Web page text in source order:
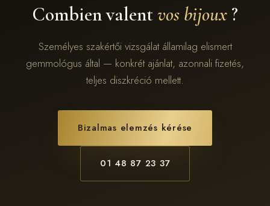
Combien valentvos bijoux ?
Személyes szakértői vizsgálat államilag elismert
gemmológus által — konkrét ajánlat, azonnali fizetés,
teljes diszkréció mellett.
Bizalmas elemzés kérése
01 48 87 23 37